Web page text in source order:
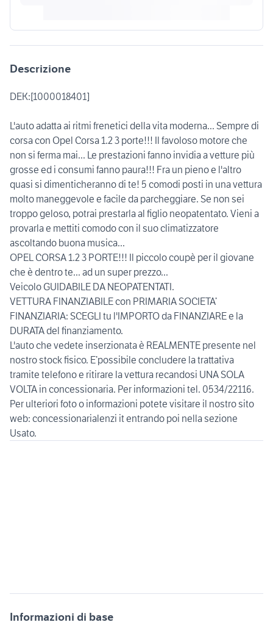
Descrizione
DEK:[1000018401]
L'auto adatta ai ritmi frenetici della vita moderna... Sempre di
corsa con Opel Corsa 1.2 3 porte!!! Il favoloso motore che
non si ferma mai... Le prestazioni fanno invidia a vetture più
grosse ed i consumi fanno paura!!! Fra un pieno e l'altro
quasi si dimenticheranno di te! 5 comodi posti in una vettura
molto maneggevole e facile da parcheggiare. Se non sei
troppo geloso, potrai prestarla al figlio neopatentato. Vieni a
provarla e mettiti comodo con il suo climatizzatore
ascoltando buona musica...
OPEL CORSA 1.2 3 PORTE!!! Il piccolo coupè per il giovane
che è dentro te... ad un super prezzo...
Veicolo GUIDABILE DA NEOPATENTATI.
VETTURA FINANZIABILE con PRIMARIA SOCIETA’
FINANZIARIA: SCEGLI tu l'IMPORTO da FINANZIARE e la
DURATA del finanziamento.
L'auto che vedete inserzionata è REALMENTE presente nel
nostro stock fisico. E’possibile concludere la trattativa
tramite telefono e ritirare la vettura recandosi UNA SOLA
VOLTA in concessionaria. Per informazioni tel. 0534/22116.
Per ulteriori foto o informazioni potete visitare il nostro sito
web: concessionarialenzi it entrando poi nella sezione
Usato.
Informazioni di base